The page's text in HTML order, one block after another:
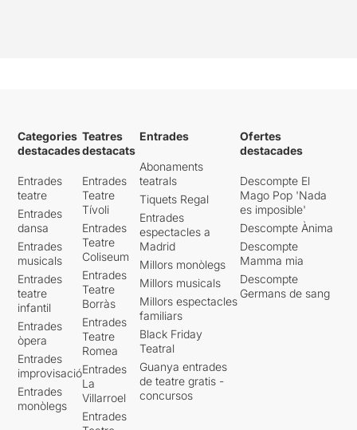
Categories
destacades
Entrades
teatre
Entrades
dansa
Entrades
musicals
Entrades
teatre
infantil
Entrades
òpera
Entrades
improvisació
Entrades
monòlegs
Teatres
destacats
Entrades
Teatre
Tívoli
Entrades
Teatre
Coliseum
Entrades
Teatre
Borràs
Entrades
Teatre
Romea
Entrades
La
Villarroel
Entrades
Entrades
Abonaments
teatrals
Tiquets Regal
Entrades
espectacles a
Madrid
Millors monòlegs
Millors musicals
Millors espectacles
familiars
Black Friday
Teatral
Guanya entrades
de teatre gratis -
concursos
Ofertes
destacades
Descompte El
Mago Pop 'Nada
es imposible'
Descompte Ànima
Descompte
Mamma mia
Descompte
Germans de sang